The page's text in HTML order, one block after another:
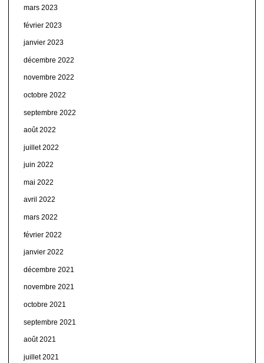
mars 2023
février 2023
janvier 2023
décembre 2022
novembre 2022
octobre 2022
septembre 2022
août 2022
juillet 2022
juin 2022
mai 2022
avril 2022
mars 2022
février 2022
janvier 2022
décembre 2021
novembre 2021
octobre 2021
septembre 2021
août 2021
juillet 2021